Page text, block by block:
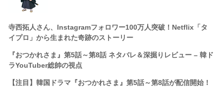
寺西拓人さん、Instagramフォロワー100万人突破！Netflix「タ
イプロ」から生まれた奇跡のストーリー
『おつかれさま』第5話～第8話 ネタバレ＆深掘りレビュー – 韓ド
ラYouTuber総帥の視点
【注目】韓国ドラマ『おつかれさま』第5話～第8話が配信開始！